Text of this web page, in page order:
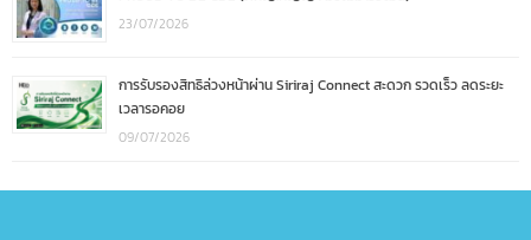
23/07/2026
การรับรองสิทธิล่วงหน้าผ่าน Siriraj Connect สะดวก รวดเร็ว ลดระยะ
เวลารอคอย
09/07/2026